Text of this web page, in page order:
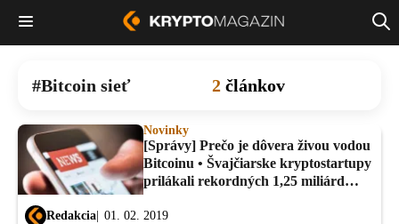
Bitcoin sieť 2 článkov
Novinky
[Správy] Prečo je dôvera živou vodou
Bitcoinu • Švajčiarske kryptostartupy
prilákali rekordných 1,25 miliárd
Redakcia 01. 02. 2019